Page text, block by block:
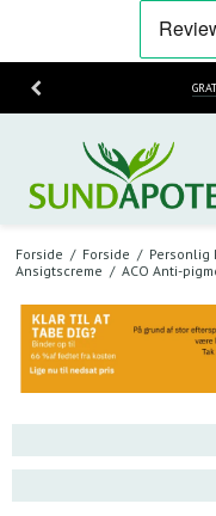
Forside / Forside / Personlig
Ansigtscreme / ACO Anti-